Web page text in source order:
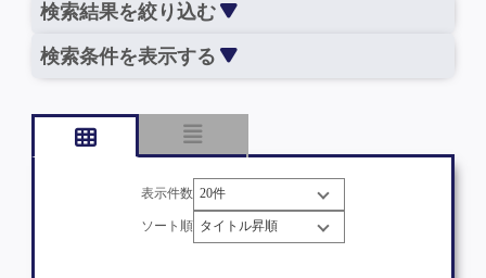
検索結果を絞り込む
検索条件を表示する
表示件数
ソート順